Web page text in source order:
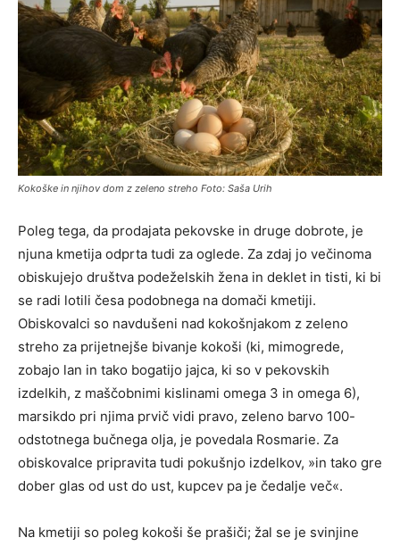
Kokoške in njihov dom z zeleno streho Foto: Saša Urih
Poleg tega, da prodajata pekovske in druge dobrote, je
njuna kmetija odprta tudi za oglede. Za zdaj jo večinoma
obiskujejo društva podeželskih žena in deklet in tisti, ki bi
se radi lotili česa podobnega na domači kmetiji.
Obiskovalci so navdušeni nad kokošnjakom z zeleno
streho za prijetnejše bivanje kokoši (ki, mimogrede,
zobajo lan in tako bogatijo jajca, ki so v pekovskih
izdelkih, z maščobnimi kislinami omega 3 in omega 6),
marsikdo pri njima prvič vidi pravo, zeleno barvo 100-
odstotnega bučnega olja, je povedala Rosmarie. Za
obiskovalce pripravita tudi pokušnjo izdelkov, »in tako gre
dober glas od ust do ust, kupcev pa je čedalje več«.
Na kmetiji so poleg kokoši še prašiči; žal se je svinjine